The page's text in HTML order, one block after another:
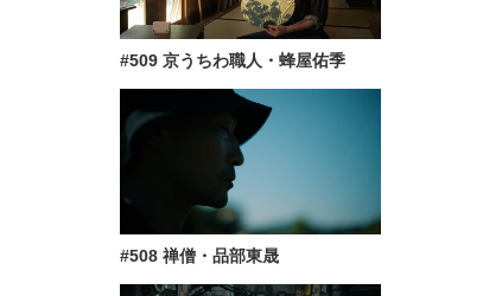
#509 京うちわ職人・蜂屋佑季
#508 禅僧・品部東晟